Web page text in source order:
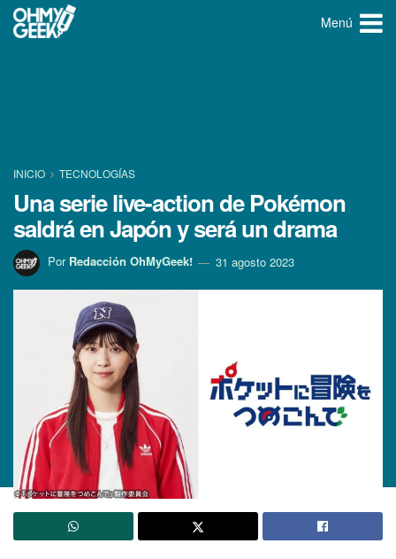
Menú
INICIO TECNOLOGÍ­AS
Una serie live-action de Pokémon
saldrá en Japón y será un drama
Por Redacción OhMyGeek! 31 agosto 2023